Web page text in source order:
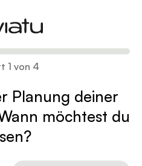
1 von 4
Planung deiner
möchtest du